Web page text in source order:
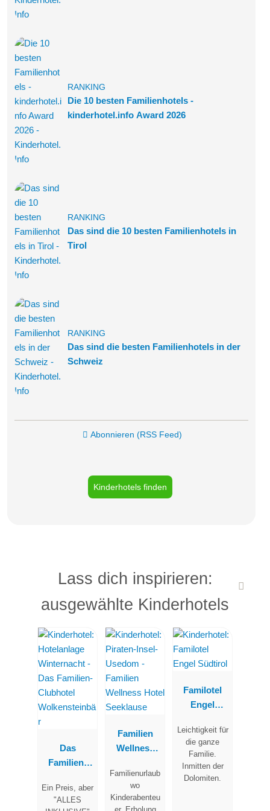
RANKING
Die 10 besten Familienhotels -
kinderhotel.info Award 2026
RANKING
Das sind die 10 besten Familienhotels in
Tirol
RANKING
Das sind die besten Familienhotels in der
Schweiz
Abonnieren (RSS Feed)
Kinderhotels finden
Lass dich inspirieren:
ausgewählte Kinderhotels
Das
Familien-
Wolkenstein
bär
Ein Preis, aber
"ALLES
Familien
Wellness
Seeklause
Familienurlaub
wo
Kinderabenteu
Familotel
Engel
Leichtigkeit für
die ganze
Familie.
Inmitten der
Dolomiten.